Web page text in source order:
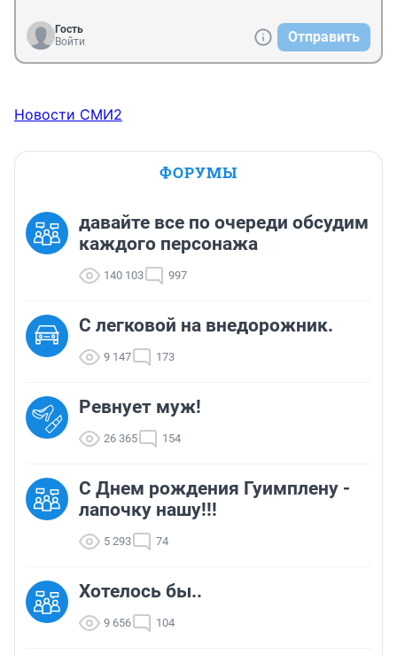
Гость
Войти
Отправить
Новости СМИ2
ФОРУМЫ
давайте все по очереди обсудим
каждого персонажа
140 103 997
C легковой на внедорожник.
9 147 173
Ревнует муж!
26 365 154
С Днем рождения Гуимплену -
лапочку нашу!!!
5 293 74
Хотелось бы..
9 656 104